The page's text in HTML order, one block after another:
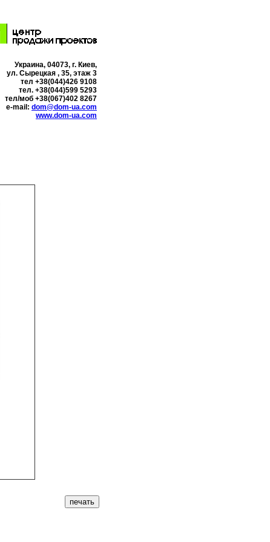
Украина, 04073, г. Киев,
ул. Сырецкая , 35, этаж 3
тел +38(044)426 9108
тел. +38(044)599 5293
тел/моб +38(067)402 8267
e-mail: dom@dom-ua.com
www.dom-ua.com